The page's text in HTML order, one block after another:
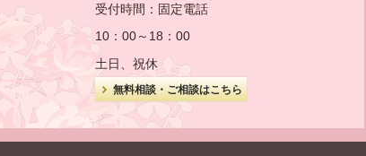
受付時間： 固定電話
10：00～18：00
土日、祝休
無料相談・ご相談はこちら